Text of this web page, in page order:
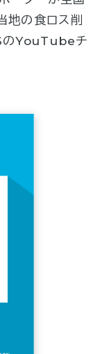
地の食ロス削
のYouTubeチ